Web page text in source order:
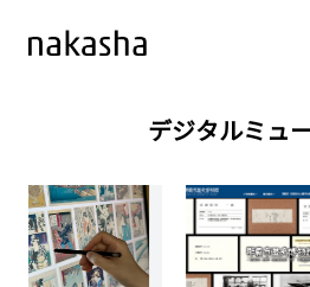
デジタルミュ